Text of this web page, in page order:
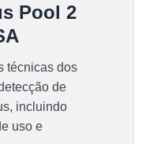
Pool 2
técnicas dos
de
incluindo
uso e